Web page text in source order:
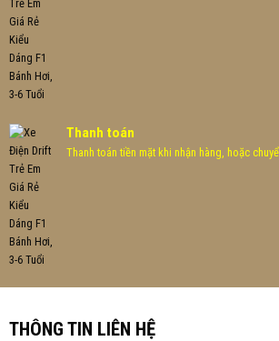
Thanh toán
Thanh toán tiền mặt khi nhận hàng, hoặc
THÔNG TIN LIÊN HỆ